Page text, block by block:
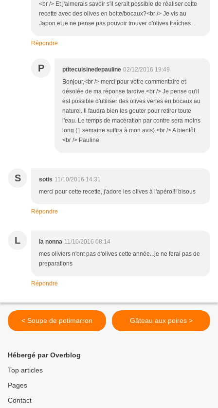
<br /> Et j'aimerais savoir s'il serait possible de réaliser cette
recette avec des olives en boite/bocaux?<br /> Je vis au
Japon et je ne pense pas pouvoir trouver d'olives fraîches...
Répondre
P ptitecuisinedepauline 02/12/2016 19:49
Bonjour,<br /> merci pour votre commentaire et
désolée de ma réponse tardive.<br /> Je pense qu'il
est possible d'utiliser des olives vertes en bocaux au
naturel. Il faudra bien les gouter pour retirer toute
l'eau. Le temps de macération par contre sera moins
long (1 semaine suffira à mon avis).<br /> A bientôt.
<br /> Pauline
S sotis 11/10/2016 14:31
merci pour cette recette, j'adore les olives à l'apéro!!! bisous
Répondre
L la nonna 11/10/2016 08:14
mes oliviers n'ont pas d'olives cette année...je ne ferai pas de
preparations
Répondre
< Soupe de potimarron Gâteau aux poires >
Hébergé par Overblog
Top articles
Pages
Contact